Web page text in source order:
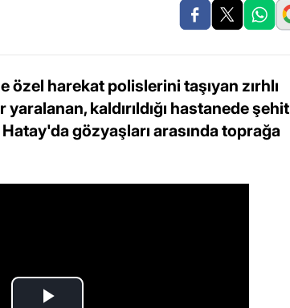
özel harekat polislerini taşıyan zırhlı
kaldırıldığı hastanede şehit
gözyaşları arasında toprağa